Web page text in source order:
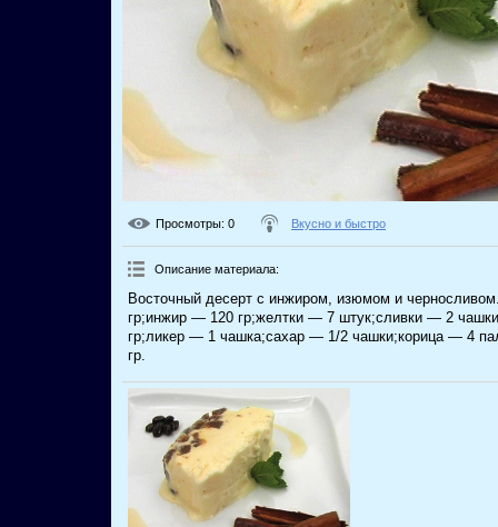
Просмотры: 0 Вкусно и быстро
Описание материала:
Восточный десерт с инжиром, изюмом и
гр;инжир — 120 гр;желтки — 7 штук;сливки — 2
гр;ликер — 1 чашка;сахар — 1/2 чашки;корица — 4
гр.